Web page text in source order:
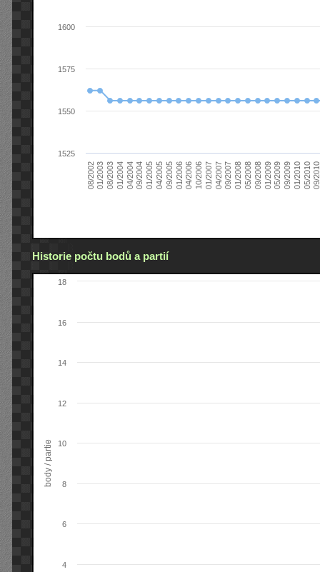
08/200201/200308/200301/200404/200409/200401/200504/200509/200501/200604/200610/200601/200704/200709/200701/200805/200809/200801/200905/200909/200901/201005/201009/
1525
1550
1575
1600
Historie počtu bodů a partií
body / partie
4
6
8
10
12
14
16
18